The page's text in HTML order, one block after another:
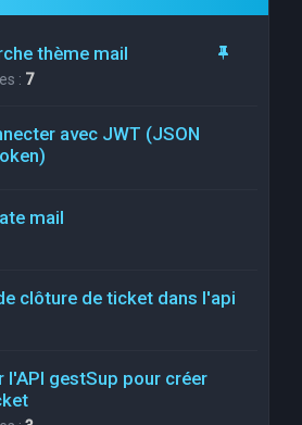
thème mail
: 7
avec JWT (JSON
mail
clôture de ticket dans l'api
l'API gestSup pour créer